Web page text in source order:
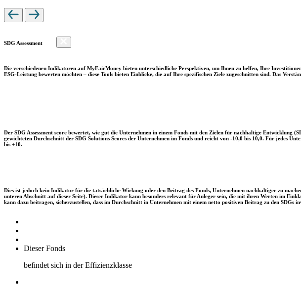
SDG Assessment
Die verschiedenen Indikatoren auf MyFairMoney bieten unterschiedliche Perspektiven, um Ihnen zu helfen, Ihre
ESG-Leistung bewerten möchten – diese Tools bieten Einblicke, die auf Ihre spezifischen Ziele zugeschnitten sind. Das
Der SDG Assessment score bewertet, wie gut die Unternehmen in einem Fonds mit den Zielen für nachhaltige Entwicklung
gewichteten Durchschnitt der SDG Solutions Scores der Unternehmen im Fonds und reicht von -10,0 bis 10,0. Für jedes
bis +10.
Dies ist jedoch kein Indikator für die tatsächliche Wirkung oder den Beitrag des Fonds, Unternehmen nachhaltiger zu
unteren Abschnitt auf dieser Seite). Dieser Indikator kann besonders relevant für Anleger sein, die mit ihren Werten im
kann dazu beitragen, sicherzustellen, dass im Durchschnitt in Unternehmen mit einem netto positiven Beitrag zu den
Dieser Fonds
befindet sich in der Effizienzklasse